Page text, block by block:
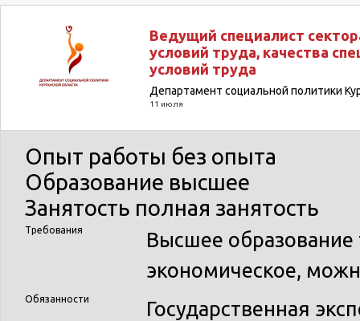
Ведущий специалист
условий труда, качества
условий труда
Департамент социальной политики
11 июля
Опыт работы без опыта
Образование высшее
Занятость полная занятость
Требования
Высшее образование
экономическое,
Обязанности
Государственная